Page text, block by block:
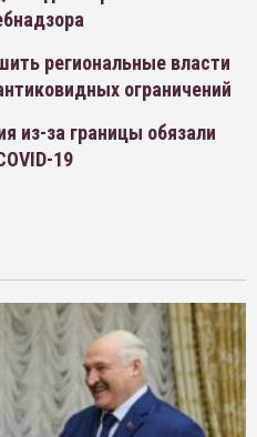
региональные власти
ограничений
из-за границы обязали
19